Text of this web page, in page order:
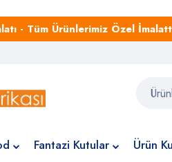
- Tüm Ürünlerimiz Özel
Fantazi Kutular Ürün